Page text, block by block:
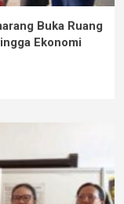
Buka Ruang
Ekonomi